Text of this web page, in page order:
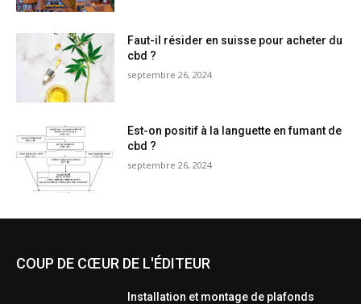
Faut-il résider en suisse pour acheter du
cbd ?
septembre 26, 2024
Est-on positif à la languette en fumant de
cbd ?
septembre 26, 2024
COUP DE CŒUR DE L'ÉDITEUR
Installation et montage de plafonds